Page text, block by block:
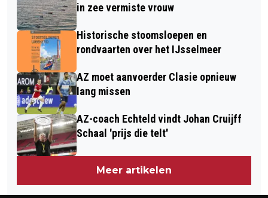
in zee vermiste vrouw
Historische stoomsloepen en
rondvaarten over het IJsselmeer
AZ moet aanvoerder Clasie opnieuw
lang missen
AZ-coach Echteld vindt Johan Cruijff
Schaal 'prijs die telt'
Meer artikelen